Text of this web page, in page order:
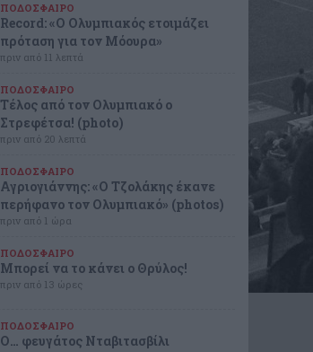
ΠΟΔΟΣΦΑΙΡΟ
Record: «Ο Ολυμπιακός ετοιμάζει
πρόταση για τον Μόουρα»
πριν από 11 λεπτά
ΠΟΔΟΣΦΑΙΡΟ
Τέλος από τον Ολυμπιακό ο
Στρεφέτσα! (photo)
πριν από 20 λεπτά
ΠΟΔΟΣΦΑΙΡΟ
Αγριογιάννης: «Ο Τζολάκης έκανε
περήφανο τον Ολυμπιακό» (photos)
πριν από 1 ώρα
ΠΟΔΟΣΦΑΙΡΟ
Μπορεί να το κάνει ο Θρύλος!
πριν από 13 ώρες
ΠΟΔΟΣΦΑΙΡΟ
Ο… φευγάτος Νταβιτασβίλι